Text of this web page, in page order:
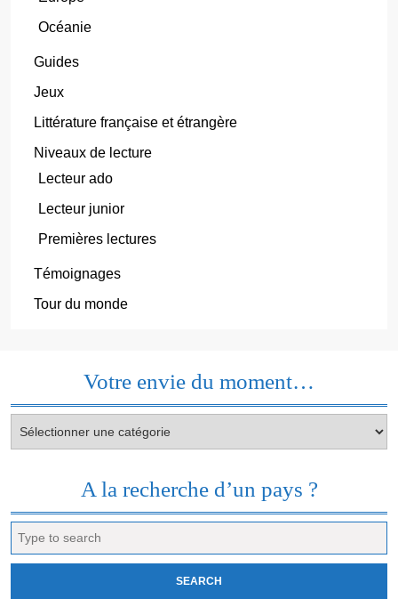
Océanie
Guides
Jeux
Littérature française et étrangère
Niveaux de lecture
Lecteur ado
Lecteur junior
Premières lectures
Témoignages
Tour du monde
Votre envie du moment…
envie
A la recherche d’un pays ?
for: